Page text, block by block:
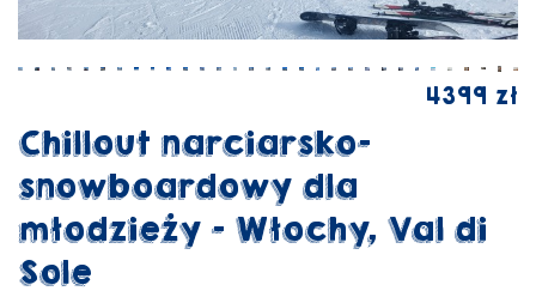
4399 zł
Chillout narciarsko-
snowboardowy dla
młodzieży - Włochy, Val di
Sole